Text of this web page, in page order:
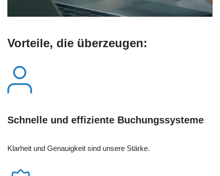
Vorteile, die überzeugen:
Schnelle und effiziente Buchungssysteme
Klarheit und Genauigkeit sind unsere Stärke.